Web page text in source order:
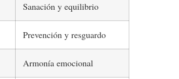
Sanación y equilibrio
Prevención y resguardo
Armonía emocional